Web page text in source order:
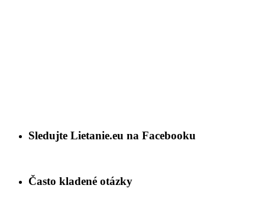
Sledujte Lietanie.eu na Facebooku
Často kladené otázky